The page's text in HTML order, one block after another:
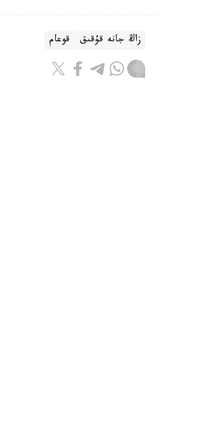
زاڭ جانە قۇقىق قوعام